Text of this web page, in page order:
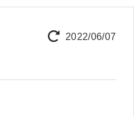
2022/06/07